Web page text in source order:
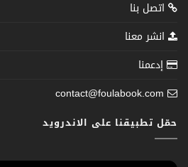
اتصل بنا
انشر معنا
إدعمنا
contact@foulabook.com
حمّل تطبيقنا على الاندرويد